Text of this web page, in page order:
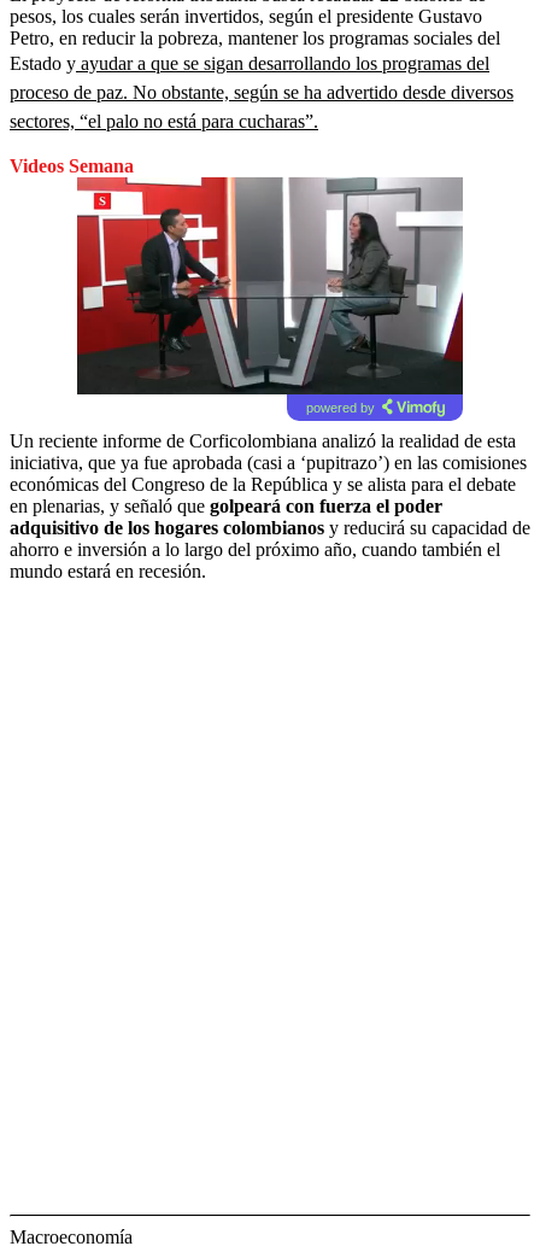
pesos, los cuales serán invertidos, según el presidente Gustavo
Petro, en reducir la pobreza, mantener los programas sociales del
Estado y ayudar a que se sigan desarrollando los programas del
proceso de paz. No obstante, según se ha advertido desde diversos
sectores, “el palo no está para cucharas”.
Videos Semana
powered by
Un reciente informe de Corficolombiana analizó la realidad de esta
iniciativa, que ya fue aprobada (casi a ‘pupitrazo’) en las comisiones
económicas del Congreso de la República y se alista para el debate
en plenarias, y señaló que golpeará con fuerza el poder
adquisitivo de los hogares colombianos y reducirá su capacidad de
ahorro e inversión a lo largo del próximo año, cuando también el
mundo estará en recesión.
Macroeconomía